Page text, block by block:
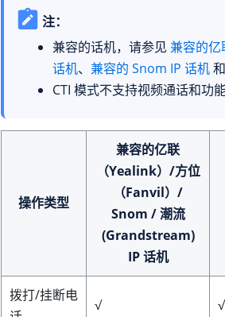
注：
兼容的话机，请参见 兼容的亿
话机、 兼容的 Snom IP 话机和
CTI 模式不支持视频通话和功能
操作类型
兼容的亿联
（Yealink）/方位
（Fanvil）/
Snom / 潮流
(Grandstream)
IP 话机
拨打/挂断电
√ √